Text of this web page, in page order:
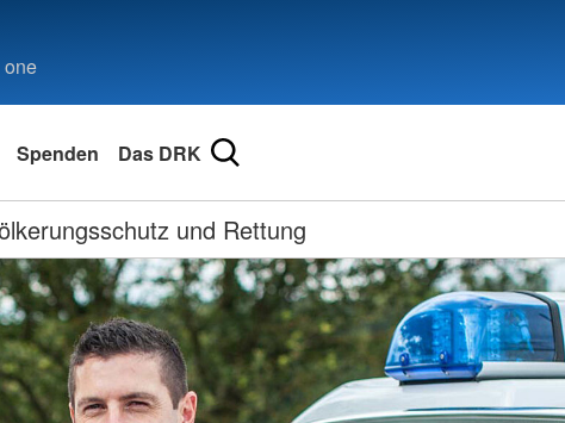
one
Spenden Das DRK
und Rettung